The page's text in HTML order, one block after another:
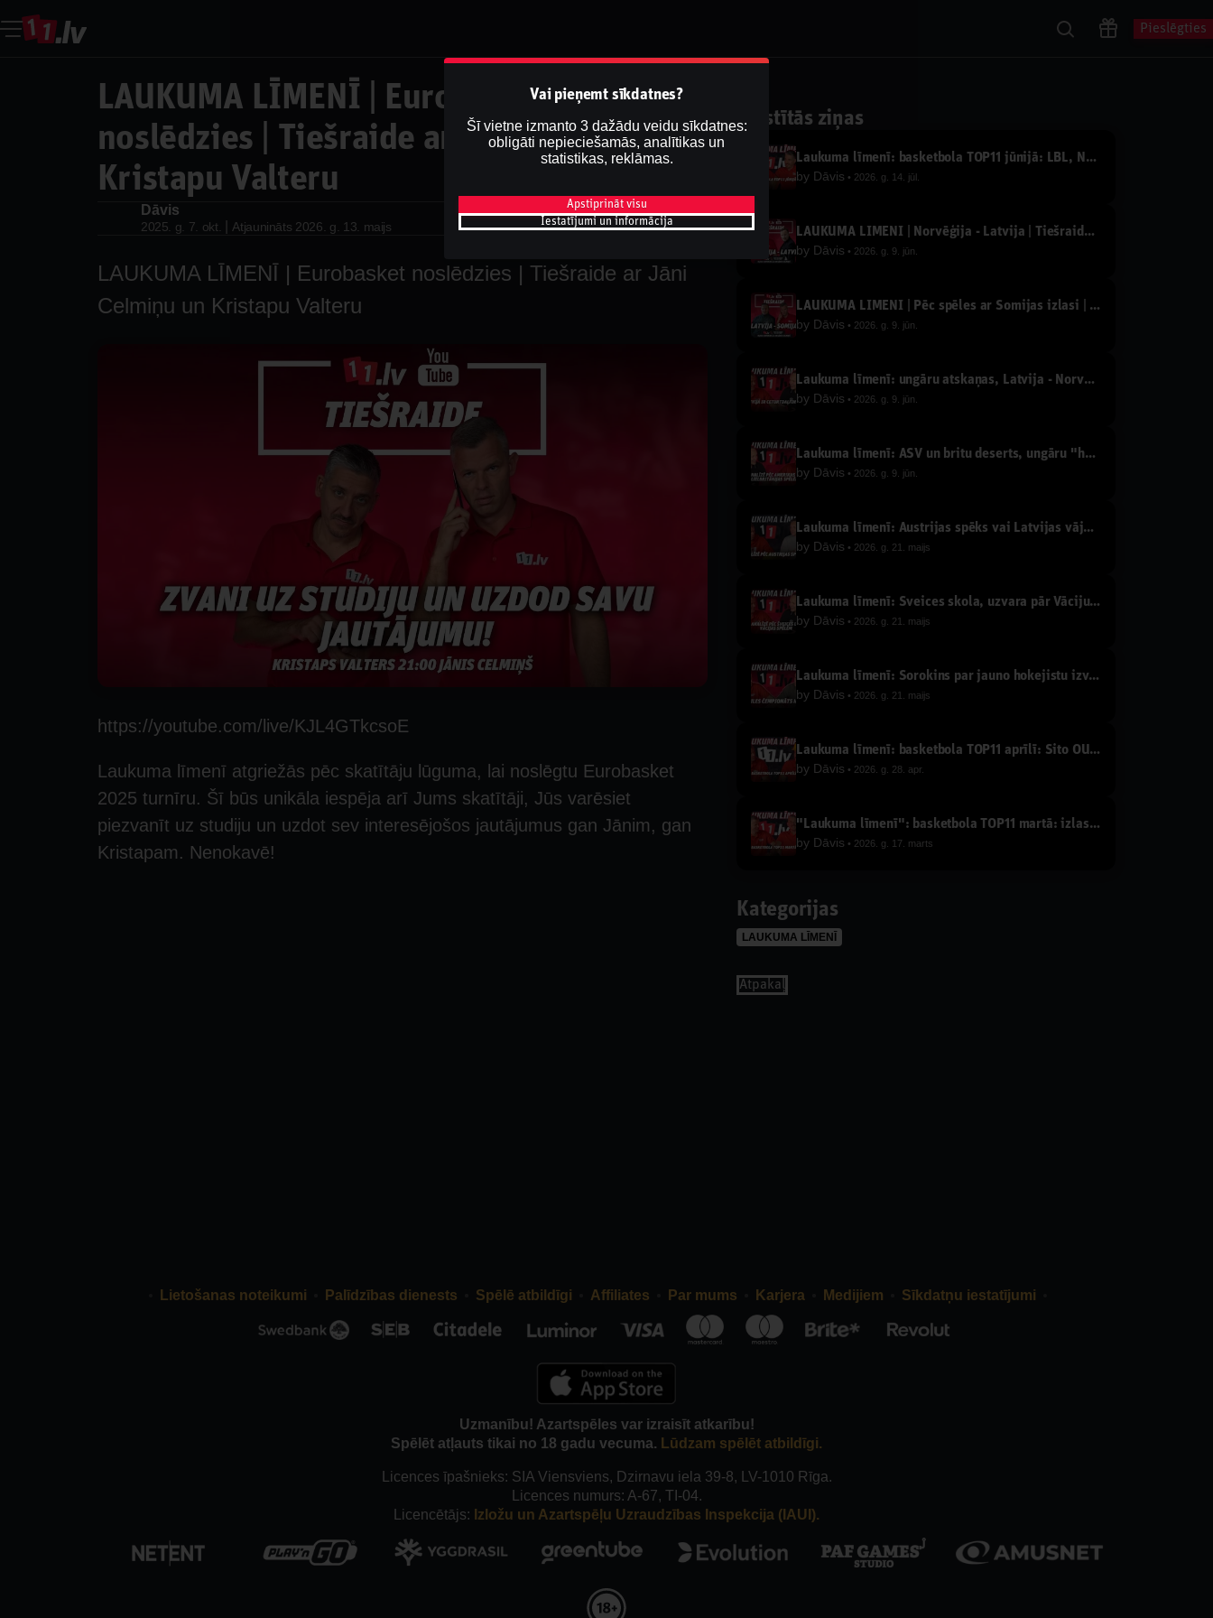
Pieslēgties
LAUKUMA LĪMENĪ | Eurobasket
noslēdzies | Tiešraide ar Jāni Celmiņu un
Kristapu Valteru
Dāvis
2025. g. 7. okt. Atjaunināts 2026. g. 13. maijs
Dalīties
LAUKUMA LĪMENĪ | Eurobasket noslēdzies | Tiešraide ar Jāni
Celmiņu un Kristapu Valteru
https://youtube.com/live/KJL4GTkcsoE
Laukuma līmenī atgriežās pēc skatītāju lūguma, lai noslēgtu Eurobasket
2025 turnīru. Šī būs unikāla iespēja arī Jums skatītāji, Jūs varēsiet
piezvanīt uz studiju un uzdot sev interesējošos jautājumus gan Jānim, gan
Kristapam. Nenokavē!
Saistītās ziņas
Laukuma līmenī: basketbola TOP11 jūnijā: LBL, NBA, Eirolīga, izlase un 3x3 zelta puisēni
by Dāvis 2026. g. 14. jūl.
LAUKUMA LĪMENĪ | Norvēģija - Latvija | Tiešraide ar Jāni Celmiņu un Oļegu Sorokinu
by Dāvis 2026. g. 9. jūn.
LAUKUMA LĪMENĪ | Pēc spēles ar Somijas izlasi | Tiešraide ar Jāni Celmiņu un Oļegu Sorokinu
by Dāvis 2026. g. 9. jūn.
Laukuma līmenī: ungāru atskaņas, Latvija - Norvēģija un citu 1/4 finālu prognozes
by Dāvis 2026. g. 9. jūn.
Laukuma līmenī: ASV un britu deserts, ungāru "handbols" un "ūdenspolo"
by Dāvis 2026. g. 9. jūn.
Laukuma līmenī: Austrijas spēks vai Latvijas vājums, 1-3-1, turnīra tabula un prognozes
by Dāvis 2026. g. 21. maijs
Laukuma līmenī: Šveices skola, uzvara pār Vāciju, ripa neslīd, kurš iemetīs pret Austriju?
by Dāvis 2026. g. 21. maijs
Laukuma līmenī: Sorokins par jauno hokejistu izvēlēm, U18 sasniegumu un lielo izlasi
by Dāvis 2026. g. 21. maijs
Laukuma līmenī: basketbola TOP11 aprīlī: Sito OUT, pavasaris NBA, LBL un Eirolīgā, SMS Jaunupam
by Dāvis 2026. g. 28. apr.
"Laukuma līmenī": basketbola TOP11 martā: izlase pret poļiem, Ādolfa pulveris, Karalis Rodions
by Dāvis 2026. g. 17. marts
Kategorijas
LAUKUMA LĪMENĪ
Аtpakaļ
Lietošanas noteikumi Palīdzības dienests Spēlē atbildīgi Affiliates Par mums Karjera Medijiem Sīkdatņu iestatījumi
Uzmanību! Azartspēles var izraisīt atkarību!
Spēlēt atļauts tikai no 18 gadu vecuma. Lūdzam spēlēt atbildīgi.
Licences īpašnieks: SIA Viensviens, Dzirnavu iela 39-8, LV-1010 Rīga.
Licences numurs: A-67, TI-04.
Licencētājs: Izložu un Azartspēļu Uzraudzības Inspekcija (IAUI).
Vai pieņemt sīkdatnes?
Šī vietne izmanto 3 dažādu veidu sīkdatnes:
obligāti nepieciešamās, analītikas un
statistikas, reklāmas.
Apstiprināt visu
Iestatījumi un informācija